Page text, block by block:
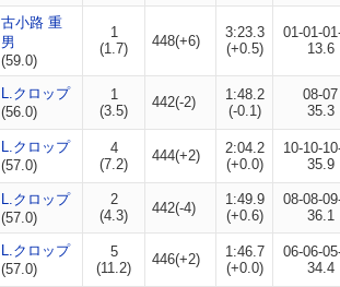
古小路 重
男
(59.0)
1
(1.7)
448(+6)
3:23.3
(+0.5)
01-01-
13.6
L.クロップ
(56.0)
1
(3.5)
442(-2)
1:48.2
(-0.1)
08-07
35.3
L.クロップ
(57.0)
4
(7.2)
444(+2)
2:04.2
(+0.0)
10-10-
35.9
L.クロップ
(57.0)
2
(4.3)
442(-4)
1:49.9
(+0.6)
08-08-
36.1
L.クロップ
(57.0)
5
(11.2)
446(+2)
1:46.7
(+0.0)
06-06-
34.4